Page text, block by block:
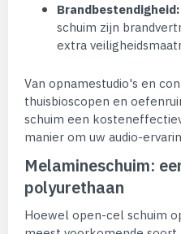
Brandbestendigheid:
schuim zijn
extra
Van opnamestudio's en
thuisbioscopen en
schuim een
manier om uw audio-
Melamineschuim:
polyurethaan
Hoewel open-cel schuim